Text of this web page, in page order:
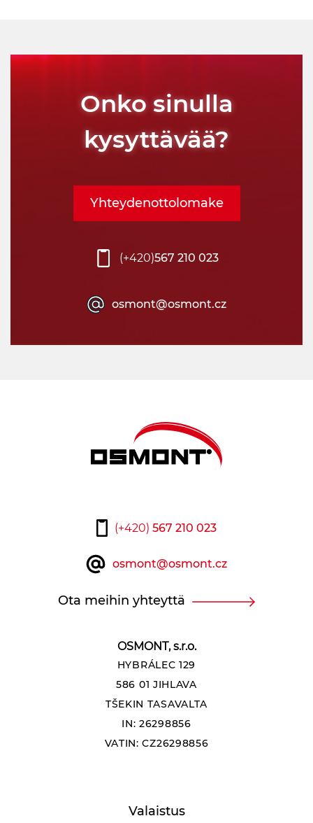
Onko sinulla
kysyttävää?
(+420)567 210 023
osmont@osmont.cz
Yhteydenottolomake
OSMONT, s.r.o.
HYBRÁLEC 129
586 01 JIHLAVA
TŠEKIN TASAVALTA
IN: 26298856
VATIN: CZ26298856
Valaistus
(+420) 567 210 023
osmont@osmont.cz
Ota meihin yhteyttä